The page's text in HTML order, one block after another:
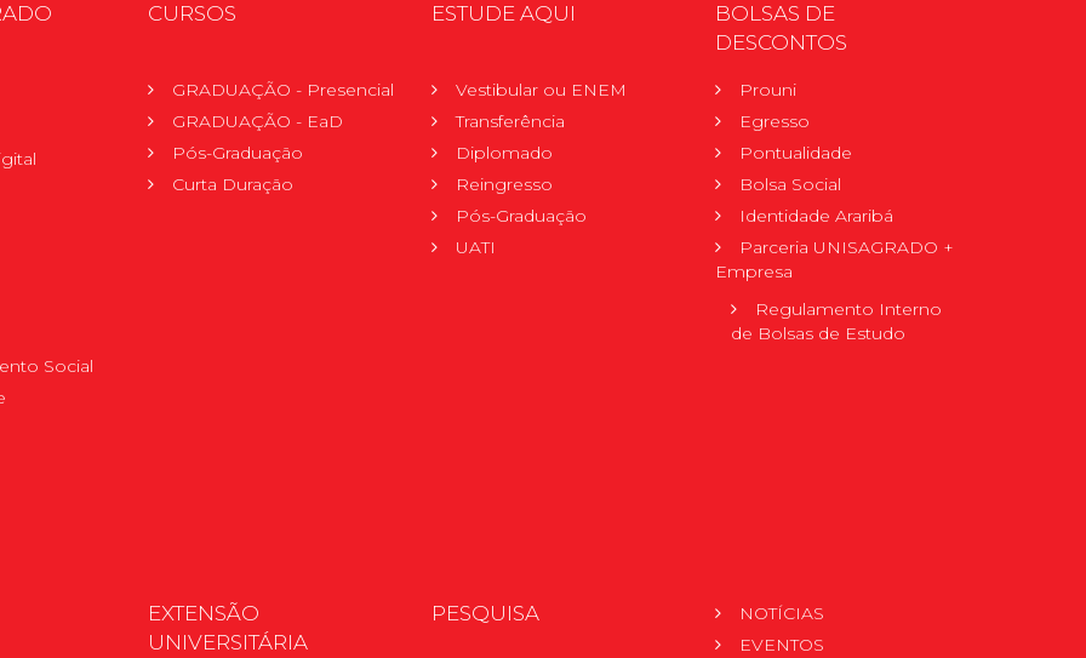
Social
CURSOS
GRADUAÇÃO - Presencial
GRADUAÇÃO - EaD
Pós-Graduação
Curta Duração
ESTUDE AQUI
Vestibular ou ENEM
Transferência
Diplomado
Reingresso
Pós-Graduação
UATI
BOLSAS DE
DESCONTOS
Prouni
Egresso
Pontualidade
Bolsa Social
Identidade Araribá
Parceria UNISAGRADO +
Empresa
Regulamento Interno
de Bolsas de Estudo
EXTENSÃO
UNIVERSITÁRIA
PESQUISA
NOTÍCIAS
EVENTOS